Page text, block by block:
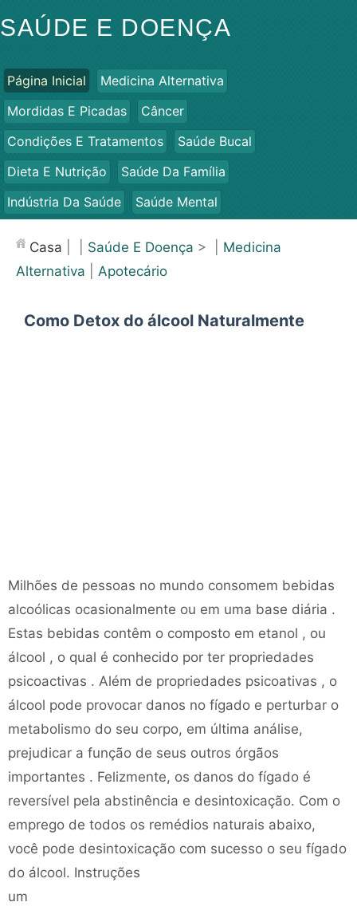
SAÚDE E DOENÇA
Página Inicial
Medicina Alternativa
Mordidas E Picadas
Câncer
Condições E Tratamentos
Saúde Bucal
Dieta E Nutrição
Saúde Da Família
Indústria Da Saúde
Saúde Mental
Saúde
Casa Saúde E Doença > | Medicina
Alternativa
Apotecário
Como Detox do álcool Naturalmente
Milhões de pessoas no mundo consomem bebidas
alcoólicas ocasionalmente ou em uma base diária .
Estas bebidas contêm o composto em etanol , ou
álcool , o qual é conhecido por ter propriedades
psicoactivas . Além de propriedades psicoativas , o
álcool pode provocar danos no fígado e perturbar o
metabolismo do seu corpo, em última análise,
prejudicar a função de seus outros órgãos
importantes . Felizmente, os danos do fígado é
reversível pela abstinência e desintoxicação. Com o
emprego de todos os remédios naturais abaixo,
você pode desintoxicação com sucesso o seu fígado
do álcool. Instruções
um